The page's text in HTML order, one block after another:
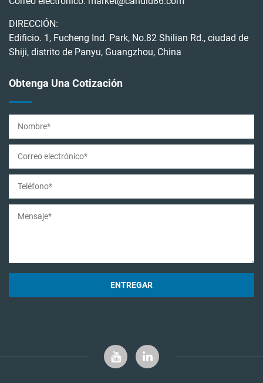
DIRECCIÓN:
Edificio. 1, Fucheng Ind. Park, No.82 Shilian Rd., ciudad de
Shiji, distrito de Panyu, Guangzhou, China
Obtenga Una Cotización
ENTREGAR